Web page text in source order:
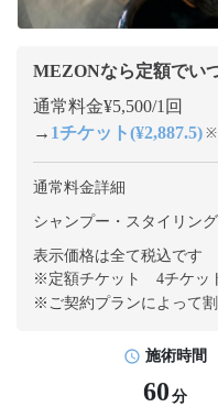
MEZONなら定額でい
通常料金¥5,500/1回
→ 1チケット(¥2,887.5) ※
通常料金詳細
シャンプー・スタイリン
表示価格は全て税込です
※定額チケット 4チケッ
※ご契約プランによって
施術時間
60 分